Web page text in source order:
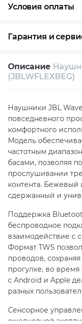
Условия оплаты
Гарантия и
Собственный
Описание
(JBLWFLEXBEG)
Наушники JBL
повседневного
комфортного
Модель
частотным
басами, позволяя
прослушивании
контента. Бежевый
сдержанный и
Поддержка
беспроводное
взаимодействие с
Формат TWS
проводов,
прогулке, во
с Android и Apple
разных
Сенсорное
ежедневной